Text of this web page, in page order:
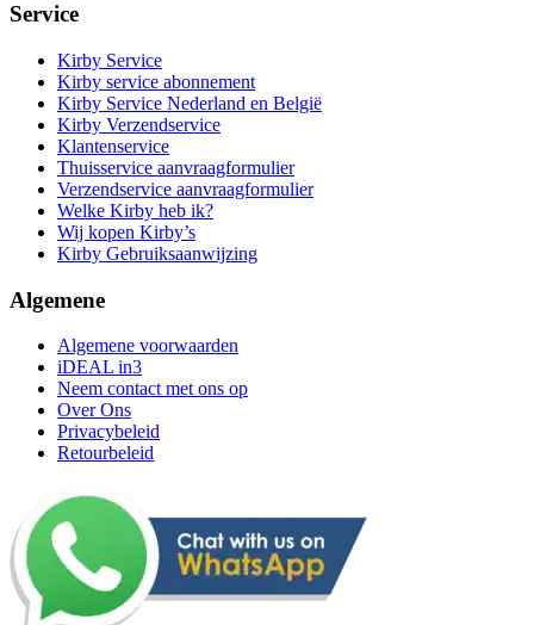
Service
Kirby Service
Kirby service abonnement
Kirby Service Nederland en België
Kirby Verzendservice
Klantenservice
Thuisservice aanvraagformulier
Verzendservice aanvraagformulier
Welke Kirby heb ik?
Wij kopen Kirby’s
Kirby Gebruiksaanwijzing
Algemene
Algemene voorwaarden
iDEAL in3
Neem contact met ons op
Over Ons
Privacybeleid
Retourbeleid